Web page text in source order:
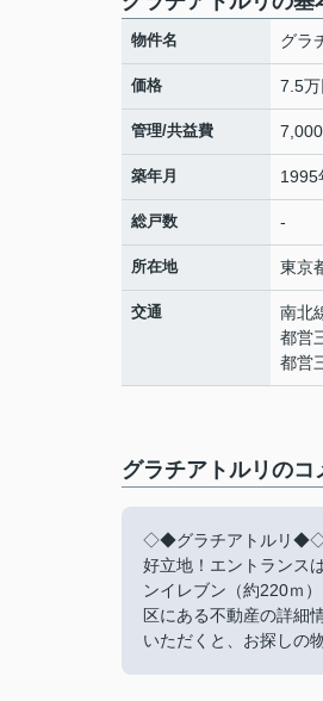
物件名 グラ
価格 7.5万
管理/共益費
築年月 1995
総戸数 -
所在地 東京
交通 南北
都営
都営
グラチアトルリの
◇◆グラチアトルリ◆◇
好立地！エントランス
ンイレブン（約220ｍ
区にある不動産の詳細
いただくと、お探しの